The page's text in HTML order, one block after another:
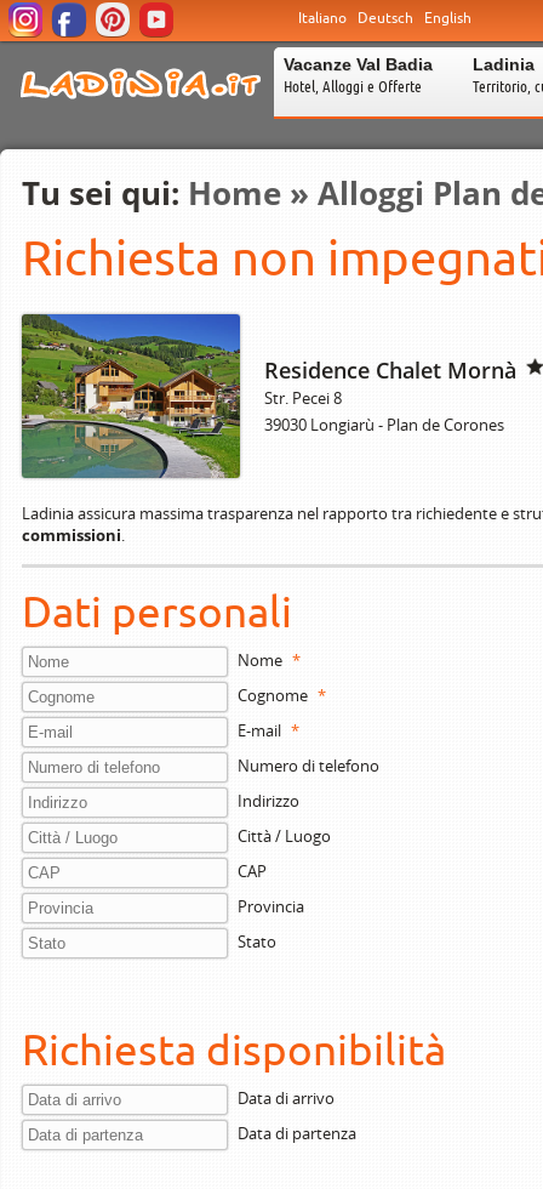
Italiano Deutsch English
Vacanze Val Badia
Hotel, Alloggi e Offerte
Ladinia
Territorio,
Tu sei qui: Home » Alloggi Plan
Richiesta non
Residence Chalet Mornà
Str. Pecei 8
39030 Longiarù - Plan de Corones
Ladinia assicura massima trasparenza nel rapporto tra richiedente e
commissioni.
Dati personali
Nome *
Cognome *
E-mail *
Numero di telefono
Indirizzo
Città / Luogo
CAP
Provincia
Stato
Richiesta disponibilità
Data di arrivo
Data di partenza